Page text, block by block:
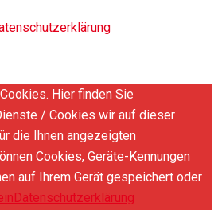
Hier finden Sie
/ Cookies wir auf dieser
die Ihnen angezeigten
Cookies, Geräte-Kennungen
auf Ihrem Gerät gespeichert oder
Datenschutzerklärung